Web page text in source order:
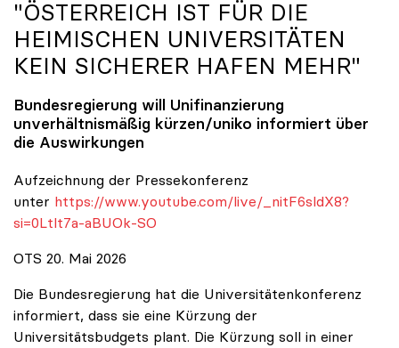
"ÖSTERREICH IST FÜR DIE
HEIMISCHEN UNIVERSITÄTEN
KEIN SICHERER HAFEN MEHR"
Bundesregierung will Unifinanzierung
unverhältnismäßig kürzen/uniko informiert über
die Auswirkungen
Aufzeichnung der Pressekonferenz
unter https://www.youtube.com/live/_nitF6sldX8?
si=0Ltlt7a-aBUOk-SO
OTS 20. Mai 2026
Die Bundesregierung hat die Universitätenkonferenz
informiert, dass sie eine Kürzung der
Universitätsbudgets plant. Die Kürzung soll in einer